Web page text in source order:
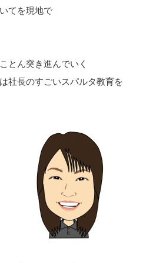
てを現地で
とん突き進んでいく
社長のすごいスパルタ教育を